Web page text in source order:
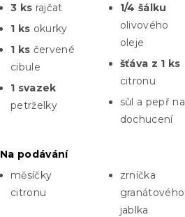
3 ks rajčat
1 ks okurky
1 ks červené
cibule
1 svazek
petrželky
1/4 šálku
olivového
oleje
šťáva z 1 ks
citronu
sůl a pepř na
dochucení
Na podávání
měsíčky
citronu
zrníčka
granátového
jablka